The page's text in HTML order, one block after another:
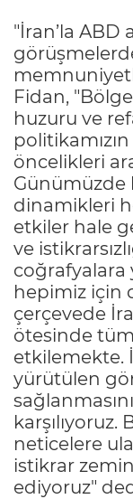
"İran’la ABD
Fidan,
huzuru ve
öncelikleri
Günümüzde
dinamikleri
etkiler hale
ve
coğrafyalara
hepimiz için
çerçevede
ötesinde
etkilemekte.
yürütülen
neticelere
istikrar
ediyoruz"